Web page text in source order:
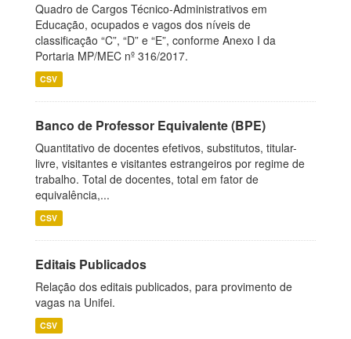
Quadro de Cargos Técnico-Administrativos em
Educação, ocupados e vagos dos níveis de
classificação “C”, “D” e “E”, conforme Anexo I da
Portaria MP/MEC nº 316/2017.
CSV
Banco de Professor Equivalente (BPE)
Quantitativo de docentes efetivos, substitutos, titular-
livre, visitantes e visitantes estrangeiros por regime de
trabalho. Total de docentes, total em fator de
equivalência,...
CSV
Editais Publicados
Relação dos editais publicados, para provimento de
vagas na Unifei.
CSV